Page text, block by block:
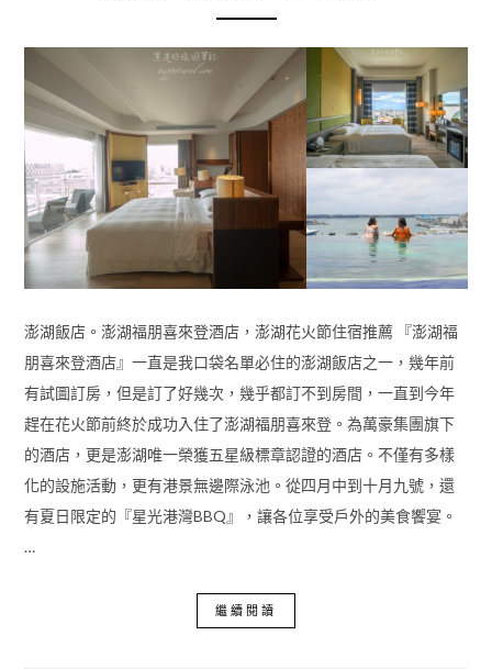
澎湖飯店。澎湖福朋喜來登酒店，澎湖花火節住宿推薦 『澎湖福
朋喜來登酒店』一直是我口袋名單必住的澎湖飯店之一，幾年前
有試圖訂房，但是訂了好幾次，幾乎都訂不到房間，一直到今年
趕在花火節前終於成功入住了澎湖福朋喜來登。為萬豪集團旗下
的酒店，更是澎湖唯一榮獲五星級標章認證的酒店。不僅有多樣
化的設施活動，更有港景無邊際泳池。從四月中到十月九號，還
有夏日限定的『星光港灣BBQ』，讓各位享受戶外的美食饗宴。
…
繼續閱讀